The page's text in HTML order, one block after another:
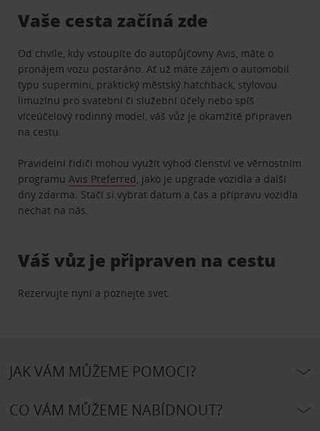
Vaše cesta začíná zde
Od chvíle, kdy vstoupíte do autopůjčovny Avis, máte o
pronájem vozu postaráno. Ať už máte zájem o automobil
typu supermini, praktický městský hatchback, stylovou
limuzínu pro svatební či služební účely nebo spíš
víceúčelový rodinný model, váš vůz je okamžitě připraven
na cestu.
Pravidelní řidiči mohou využít výhod členství ve věrnostním
programuAvis Preferred, jako je upgrade vozidla a další
dny zdarma. Stačí si vybrat datum a čas a přípravu vozidla
nechat na nás.
Váš vůz je připraven na cestu
Rezervujte nyní a poznejte svet.
JAK VÁM MŮŽEME POMOCI?
CO VÁM MŮŽEME NABÍDNOUT?